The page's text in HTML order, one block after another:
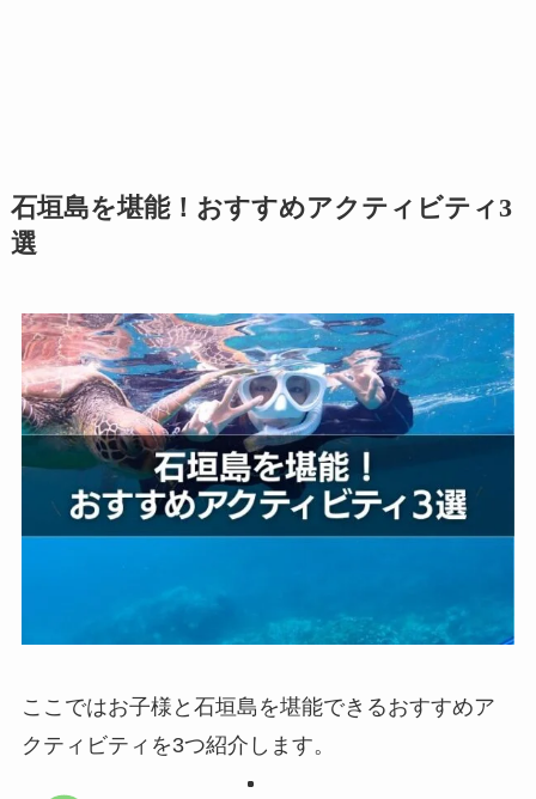
石垣島を堪能！おすすめアクティビティ3
選
ここではお子様と石垣島を堪能できるおすすめア
クティビティを3つ紹介します。